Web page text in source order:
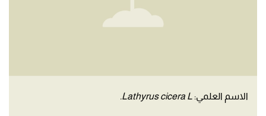
الاسم العلمي: Lathyrus cicera L.